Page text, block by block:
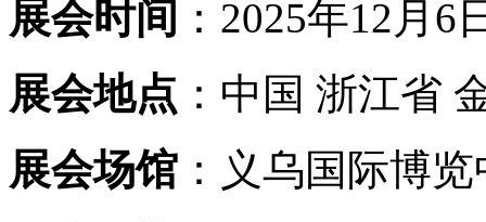
展会时间 ：2025年12月6
展会地点 ：中国 浙江省
展会场馆 ：义乌国际博